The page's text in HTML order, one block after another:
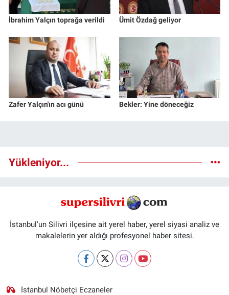
İbrahim Yalçın toprağa verildi Ümit Özdağ geliyor
Zafer Yalçın'ın acı günü Bekler: Yine döneceğiz
Yükleniyor...
İstanbul'un Silivri ilçesine ait yerel haber, yerel siyasi analiz ve
makalelerin yer aldığı profesyonel haber sitesi.
İstanbul Nöbetçi Eczaneler